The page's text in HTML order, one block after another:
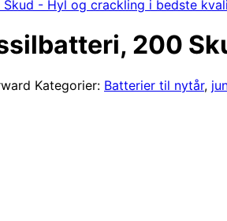
200
Kategorier: Batterier til nytår,